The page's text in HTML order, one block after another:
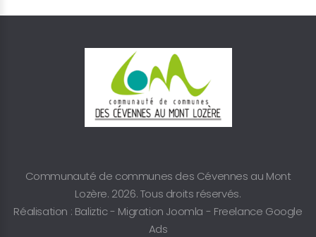
Communauté de communes des Cévennes au Mont
Lozère. 2026. Tous droits réservés.
Réalisation : Baliztic - Migration Joomla - Freelance Google
Ads